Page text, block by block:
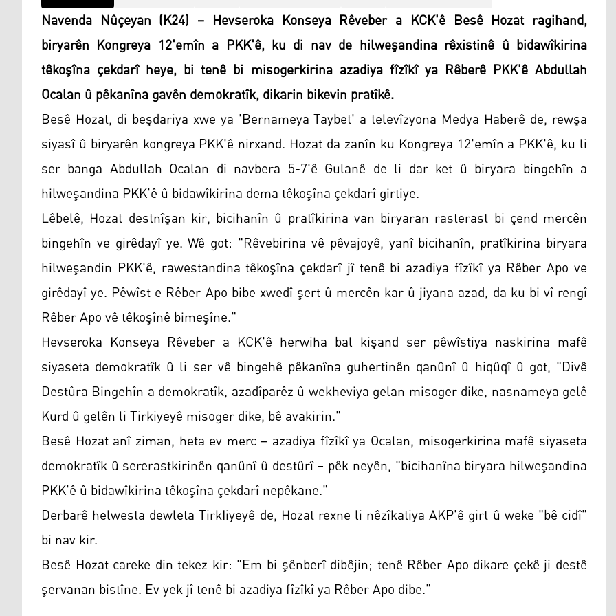
Navenda Nûçeyan (K24) – Hevseroka Konseya Rêveber a KCK'ê Besê Hozat ragihand,
biryarên Kongreya 12'emîn a PKK'ê, ku di nav de hilweşandina rêxistinê û bidawîkirina
têkoşîna çekdarî heye, bi tenê bi misogerkirina azadiya fîzîkî ya Rêberê PKK'ê Abdullah
Ocalan û pêkanîna gavên demokratîk, dikarin bikevin pratîkê.
Besê Hozat, di beşdariya xwe ya 'Bernameya Taybet' a televîzyona Medya Haberê de, rewşa
siyasî û biryarên kongreya PKK'ê nirxand. Hozat da zanîn ku Kongreya 12'emîn a PKK'ê, ku li
ser banga Abdullah Ocalan di navbera 5-7'ê Gulanê de li dar ket û biryara bingehîn a
hilweşandina PKK'ê û bidawîkirina dema têkoşîna çekdarî girtiye.
Lêbelê, Hozat destnîşan kir, bicihanîn û pratîkirina van biryaran rasterast bi çend mercên
bingehîn ve girêdayî ye. Wê got: "Rêvebirina vê pêvajoyê, yanî bicihanîn, pratîkirina biryara
hilweşandin PKK'ê, rawestandina têkoşîna çekdarî jî tenê bi azadiya fîzîkî ya Rêber Apo ve
girêdayî ye. Pêwîst e Rêber Apo bibe xwedî şert û mercên kar û jiyana azad, da ku bi vî rengî
Rêber Apo vê têkoşînê bimeşîne."
Hevseroka Konseya Rêveber a KCK'ê herwiha bal kişand ser pêwîstiya naskirina mafê
siyaseta demokratîk û li ser vê bingehê pêkanîna guhertinên qanûnî û hiqûqî û got, "Divê
Destûra Bingehîn a demokratîk, azadîparêz û wekheviya gelan misoger dike, nasnameya gelê
Kurd û gelên li Tirkiyeyê misoger dike, bê avakirin."
Besê Hozat anî ziman, heta ev merc – azadiya fîzîkî ya Ocalan, misogerkirina mafê siyaseta
demokratîk û sererastkirinên qanûnî û destûrî – pêk neyên, "bicihanîna biryara hilweşandina
PKK'ê û bidawîkirina têkoşîna çekdarî nepêkane."
Derbarê helwesta dewleta TirkIiyeyê de, Hozat rexne li nêzîkatiya AKP'ê girt û weke "bê cidî"
bi nav kir.
Besê Hozat careke din tekez kir: "Em bi şênberî dibêjin; tenê Rêber Apo dikare çekê ji destê
şervanan bistîne. Ev yek jî tenê bi azadiya fîzîkî ya Rêber Apo dibe."